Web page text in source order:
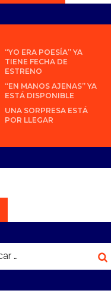
“YO ERA POESÍA” YA
TIENE FECHA DE
ESTRENO
“EN MANOS AJENAS” YA
ESTÁ DISPONIBLE
UNA SORPRESA ESTÁ
POR LLEGAR